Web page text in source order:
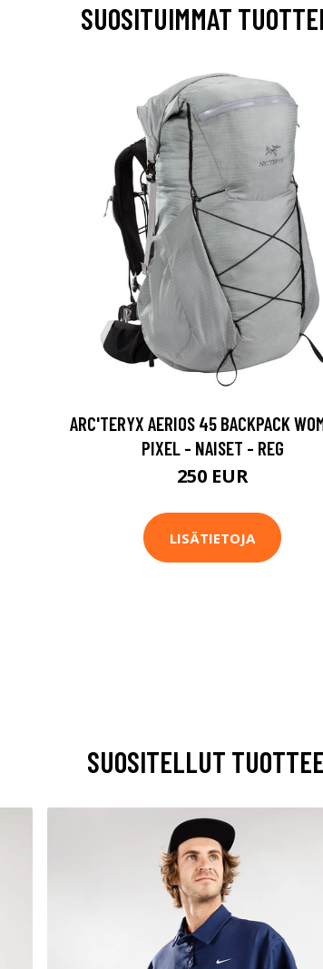
SUOSITUIMMAT
ARC'TERYX AERIOS 45 BACKPACK
PIXEL - NAISET - REG
250 EUR
LISÄTIETOJA
SUOSITELLUT